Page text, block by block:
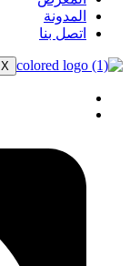
المدونة
اتصل بنا
X